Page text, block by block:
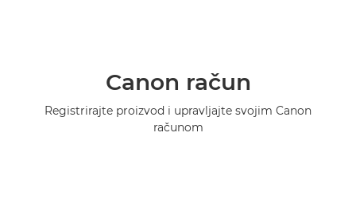
Canon račun
Registrirajte proizvod i upravljajte svojim Canon
računom